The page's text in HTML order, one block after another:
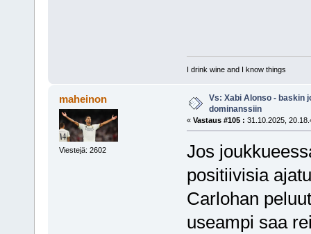
I drink wine and I know things
maheinon
Viestejä: 2602
Vs: Xabi Alonso - baskin
dominanssiin
« Vastaus #105 : 31.10.2025,
Jos
positiivisia
Carlohan
useampi saa